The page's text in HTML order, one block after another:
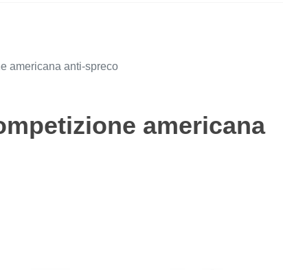
americana anti-spreco
americana